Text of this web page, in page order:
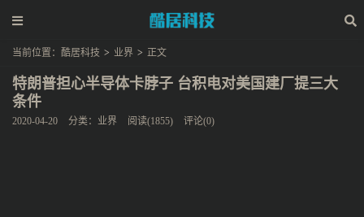
当前位置： 酷居科技 > 业界 > 正文
特朗普担心半导体卡脖子 台积电对美国建厂提三大
条件
2020-04-20 分类： 业界 阅读(1855) 评论(0)